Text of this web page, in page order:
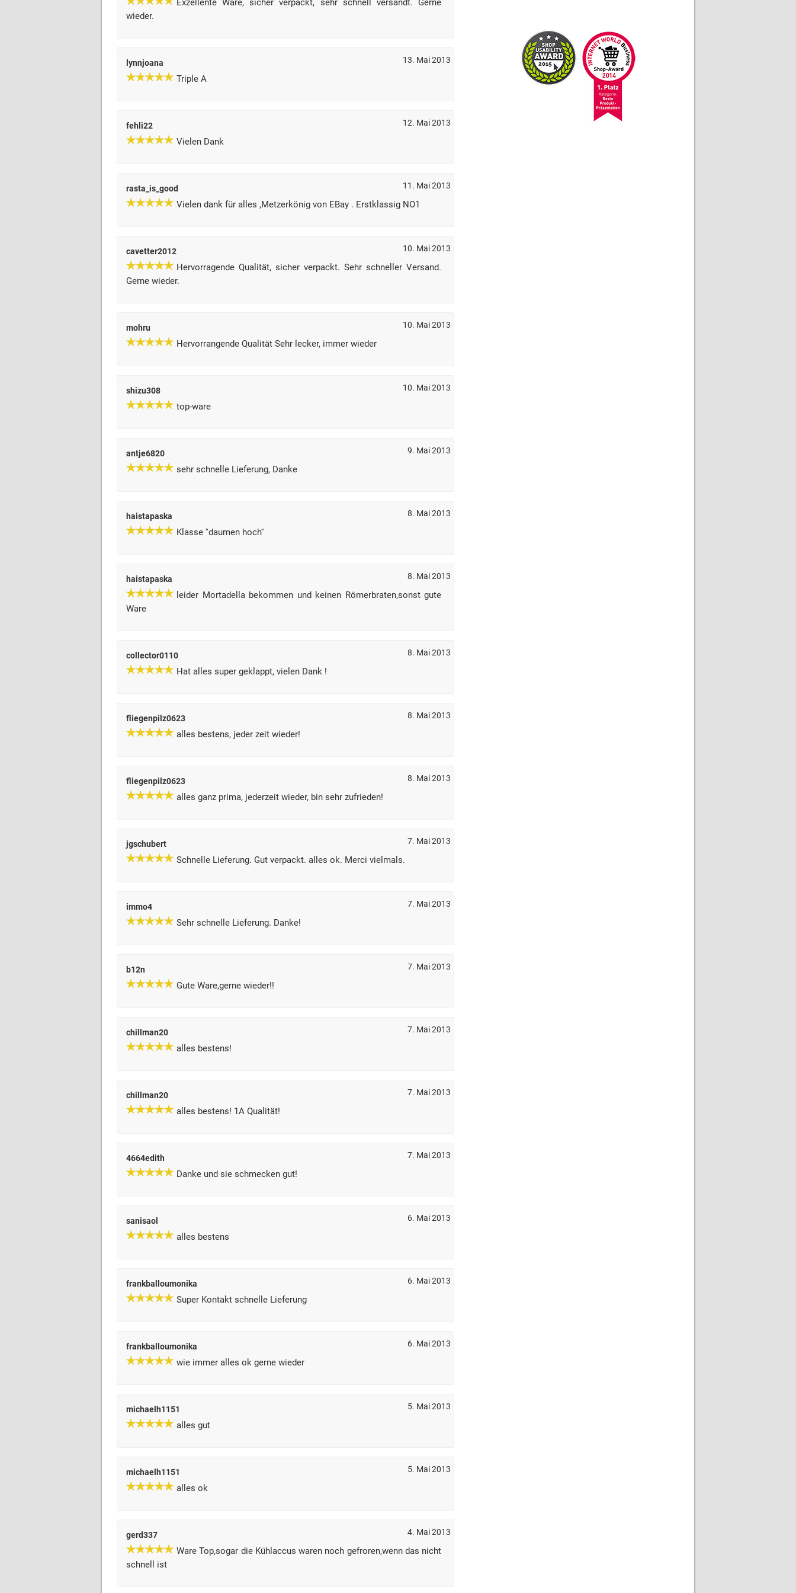
Exzellente Ware, sicher verpackt, sehr schnell versandt. Gerne
wieder.
lynnjoana 13. Mai 2013
Triple A
fehli22 12. Mai 2013
Vielen Dank
rasta_is_good 11. Mai 2013
Vielen dank für alles ,Metzerkönig von EBay . Erstklassig NO1
cavetter2012 10. Mai 2013
Hervorragende Qualität, sicher verpackt. Sehr schneller Versand.
Gerne wieder.
mohru 10. Mai 2013
Hervorrangende Qualität Sehr lecker, immer wieder
shizu308 10. Mai 2013
top-ware
antje6820 9. Mai 2013
sehr schnelle Lieferung, Danke
haistapaska 8. Mai 2013
Klasse ''daumen hoch''
haistapaska 8. Mai 2013
leider Mortadella bekommen und keinen Römerbraten,sonst gute
Ware
collector0110 8. Mai 2013
Hat alles super geklappt, vielen Dank !
fliegenpilz0623 8. Mai 2013
alles bestens, jeder zeit wieder!
fliegenpilz0623 8. Mai 2013
alles ganz prima, jederzeit wieder, bin sehr zufrieden!
jgschubert 7. Mai 2013
Schnelle Lieferung. Gut verpackt. alles ok. Merci vielmals.
immo4 7. Mai 2013
Sehr schnelle Lieferung. Danke!
b12n 7. Mai 2013
Gute Ware,gerne wieder!!
chillman20 7. Mai 2013
alles bestens!
chillman20 7. Mai 2013
alles bestens! 1A Qualität!
4664edith 7. Mai 2013
Danke und sie schmecken gut!
sanisaol 6. Mai 2013
alles bestens
frankballoumonika 6. Mai 2013
Super Kontakt schnelle Lieferung
frankballoumonika 6. Mai 2013
wie immer alles ok gerne wieder
michaelh1151 5. Mai 2013
alles gut
michaelh1151 5. Mai 2013
alles ok
gerd337 4. Mai 2013
Ware Top,sogar die Kühlaccus waren noch gefroren,wenn das nicht
schnell ist